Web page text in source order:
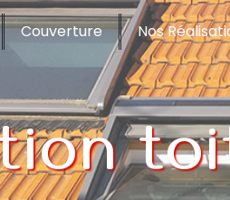
Couverture Nos